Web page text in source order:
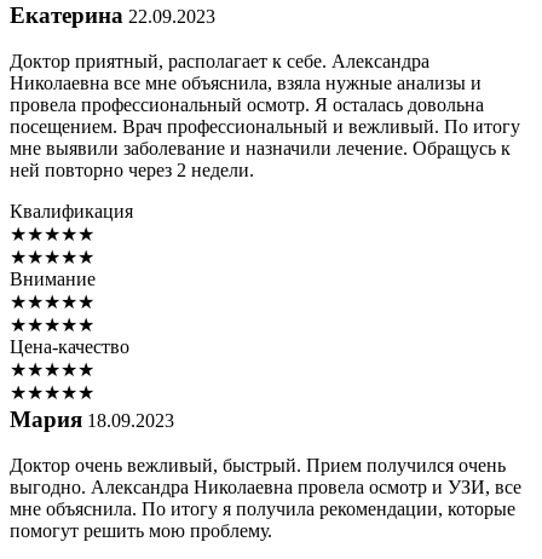
Екатерина 22.09.2023
Доктор приятный, располагает к себе. Александра
Николаевна все мне объяснила, взяла нужные анализы и
провела профессиональный осмотр. Я осталась довольна
посещением. Врач профессиональный и вежливый. По итогу
мне выявили заболевание и назначили лечение. Обращусь к
ней повторно через 2 недели.
Квалификация
★★★★★
★★★★★
Внимание
★★★★★
★★★★★
Цена-качество
★★★★★
★★★★★
Мария 18.09.2023
Доктор очень вежливый, быстрый. Прием получился очень
выгодно. Александра Николаевна провела осмотр и УЗИ, все
мне объяснила. По итогу я получила рекомендации, которые
помогут решить мою проблему.